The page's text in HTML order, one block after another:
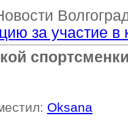
за участие в
Oksana